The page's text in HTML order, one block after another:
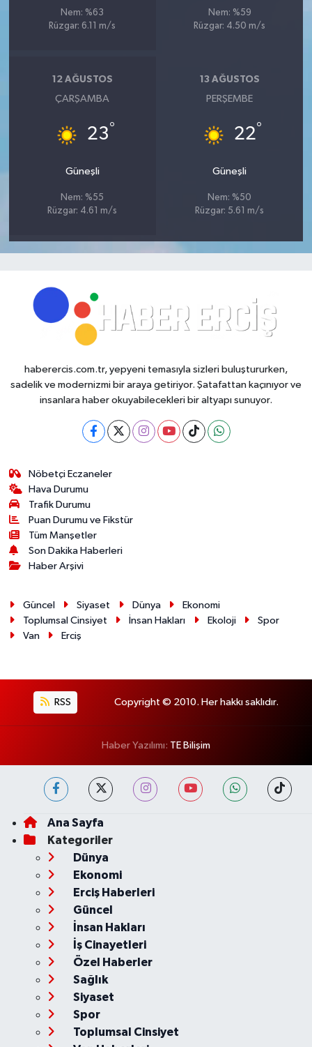
Nem: %63
Rüzgar: 6.11 m/s
Nem: %59
Rüzgar: 4.50 m/s
12 AĞUSTOS
ÇARŞAMBA
23°
Güneşli
Nem: %55
Rüzgar: 4.61 m/s
13 AĞUSTOS
PERŞEMBE
22°
Güneşli
Nem: %50
Rüzgar: 5.61 m/s
haberercis.com.tr, yepyeni temasıyla sizleri buluştururken,
sadelik ve modernizmi bir araya getiriyor. Şatafattan kaçınıyor ve
insanlara haber okuyabilecekleri bir altyapı sunuyor.
Nöbetçi Eczaneler
Hava Durumu
Trafik Durumu
Puan Durumu ve Fikstür
Tüm Manşetler
Son Dakika Haberleri
Haber Arşivi
Güncel Siyaset Dünya
Ekonomi
Toplumsal Cinsiyet
İnsan Hakları Ekoloji
Spor
Van
Erciş
RSS Copyright © 2010. Her hakkı saklıdır.
Haber Yazılımı: TE Bilişim
Ana Sayfa
Kategoriler
Dünya
Ekonomi
Erciş Haberleri
Güncel
İnsan Hakları
İş Cinayetleri
Özel Haberler
Sağlık
Siyaset
Spor
Toplumsal Cinsiyet